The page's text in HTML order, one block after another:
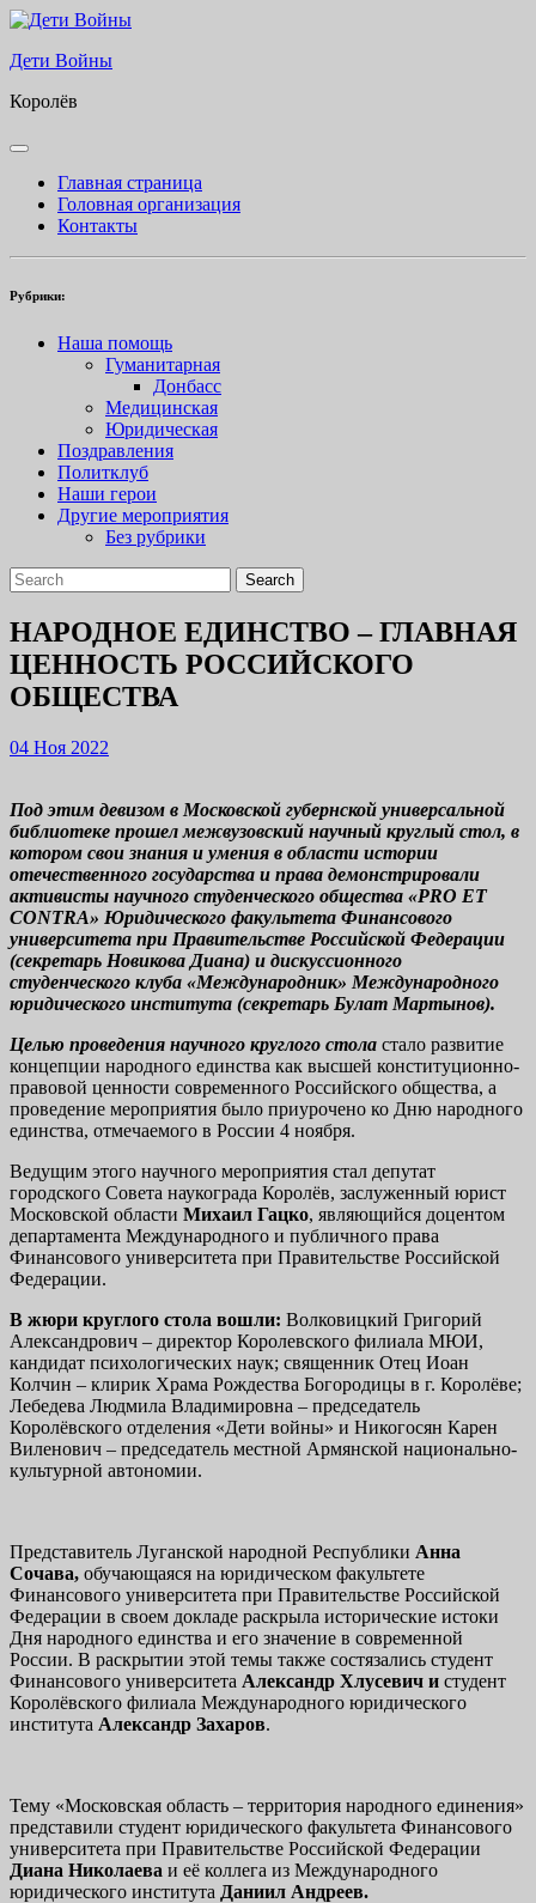
Skip
content
Дети Войны
Королёв
Open
ButtonГлавная страница
Головная организация
Контакты
Рубрики:
Наша помощь
Гуманитарная
Донбасс
Медицинская
Юридическая
Поздравления
Политклуб
Наши герои
Другие мероприятия
Без рубрики
Close
Button
Search
for:
НАРОДНОЕ ЕДИНСТВО – ГЛАВНАЯ
ЦЕННОСТЬ РОССИЙСКОГО
ОБЩЕСТВА
04 Ноя 2022
Под этим девизом в Московской губернской универсальной
библиотеке прошел межвузовский научный круглый стол, в
котором свои знания и умения в области истории
отечественного государства и права демонстрировали
активисты научного студенческого общества «PRO ET
CONTRA» Юридического факультета Финансового
университета при Правительстве Российской Федерации
(секретарь Новикова Диана) и дискуссионного
студенческого клуба «Международник» Международного
юридического института (секретарь Булат Мартынов).
Целью проведения научного круглого стола стало развитие
концепции народного единства как высшей конституционно-
правовой ценности современного Российского общества, а
проведение мероприятия было приурочено ко Дню народного
единства, отмечаемого в России 4 ноября.
Ведущим этого научного мероприятия стал депутат
городского Совета наукограда Королёв, заслуженный юрист
Московской области Михаил Гацко, являющийся доцентом
департамента Международного и публичного права
Финансового университета при Правительстве Российской
Федерации.
В жюри круглого стола вошли: Волковицкий Григорий
Александрович – директор Королевского филиала МЮИ,
кандидат психологических наук; священник Отец Иоан
Колчин – клирик Храма Рождества Богородицы в г. Королёве;
Лебедева Людмила Владимировна – председатель
Королёвского отделения «Дети войны» и Никогосян Карен
Виленович – председатель местной Армянской национально-
культурной автономии.
Представитель Луганской народной Республики Анна
Сочава, обучающаяся на юридическом факультете
Финансового университета при Правительстве Российской
Федерации в своем докладе раскрыла исторические истоки
Дня народного единства и его значение в современной
России. В раскрытии этой темы также состязались студент
Финансового университета Александр Хлусевич и студент
Королёвского филиала Международного юридического
института Александр Захаров.
Тему «Московская область – территория народного единения»
представили студент юридического факультета Финансового
университета при Правительстве Российской Федерации
Диана Николаева и её коллега из Международного
юридического института Даниил Андреев.